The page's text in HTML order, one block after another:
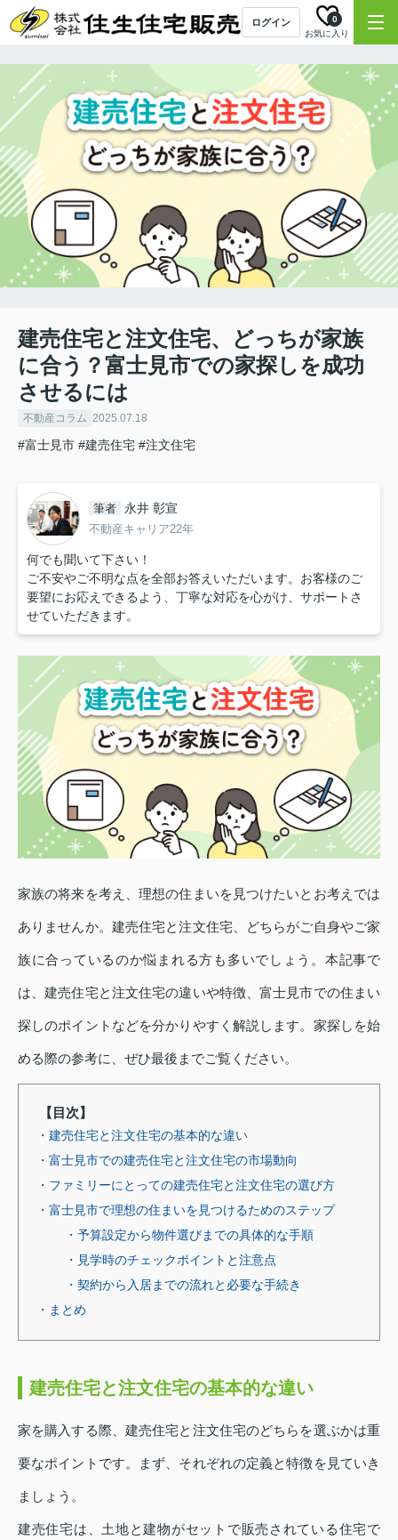
ログイン
お気に入り
0
建売住宅と注文住宅、どっちが家族
に合う？富士見市での家探しを成功
させるには
不動産コラム 2025.07.18
#富士見市 #建売住宅 #注文住宅
筆者 永井 彰宣
不動産キャリア22年
何でも聞いて下さい！
ご不安やご不明な点を全部お答えいただいます。お客様のご
要望にお応えできるよう、丁寧な対応を心がけ、サポートさ
せていただきます。
家族の将来を考え、理想の住まいを見つけたいとお考えでは
ありませんか。建売住宅と注文住宅、どちらがご自身やご家
族に合っているのか悩まれる方も多いでしょう。本記事で
は、建売住宅と注文住宅の違いや特徴、富士見市での住まい
探しのポイントなどを分かりやすく解説します。家探しを始
める際の参考に、ぜひ最後までご覧ください。
【目次】
・建売住宅と注文住宅の基本的な違い
・富士見市での建売住宅と注文住宅の市場動向
・ファミリーにとっての建売住宅と注文住宅の選び方
・富士見市で理想の住まいを見つけるためのステップ
・予算設定から物件選びまでの具体的な手順
・見学時のチェックポイントと注意点
・契約から入居までの流れと必要な手続き
・まとめ
建売住宅と注文住宅の基本的な違い
家を購入する際、建売住宅と注文住宅のどちらを選ぶかは重
要なポイントです。まず、それぞれの定義と特徴を見ていき
ましょう。
建売住宅は、土地と建物がセットで販売されている住宅で